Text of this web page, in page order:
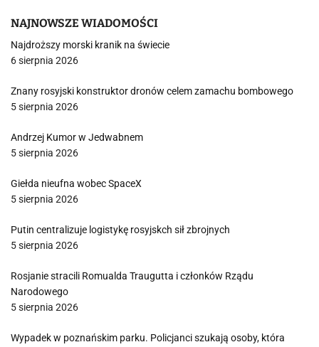
NAJNOWSZE WIADOMOŚCI
Najdroższy morski kranik na świecie
6 sierpnia 2026
Znany rosyjski konstruktor dronów celem zamachu bombowego
5 sierpnia 2026
Andrzej Kumor w Jedwabnem
5 sierpnia 2026
Giełda nieufna wobec SpaceX
5 sierpnia 2026
Putin centralizuje logistykę rosyjskch sił zbrojnych
5 sierpnia 2026
Rosjanie stracili Romualda Traugutta i członków Rządu
Narodowego
5 sierpnia 2026
Wypadek w poznańskim parku. Policjanci szukają osoby, która